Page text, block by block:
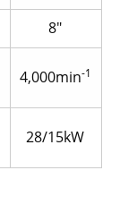
8″
4,000min-1
28/15kW